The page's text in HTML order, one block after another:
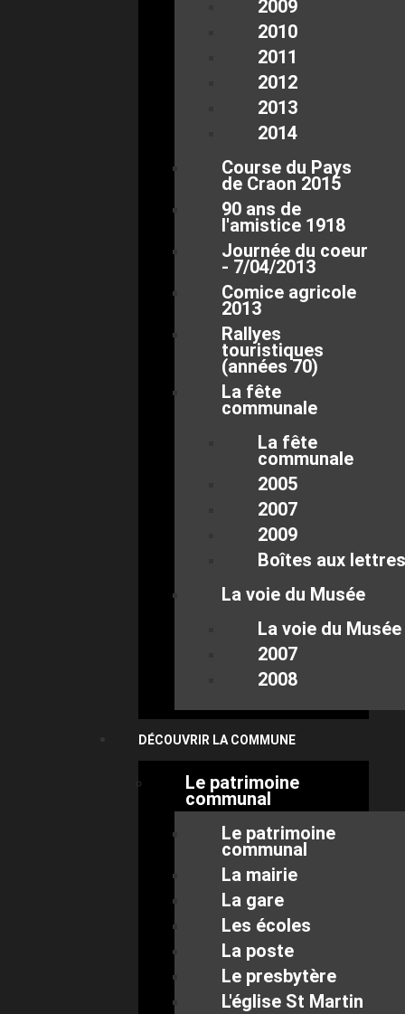
2009
2010
2011
2012
2013
2014
Course du Pays
de Craon 2015
90 ans de
l'amistice 1918
Journée du coeur
- 7/04/2013
Comice agricole
2013
Rallyes
touristiques
(années 70)
La fête
communale
La fête
communale
2005
2007
2009
Boîtes aux lettres
La voie du Musée
La voie du Musée
2007
2008
DÉCOUVRIR LA COMMUNE
Le patrimoine
communal
Le patrimoine
communal
La mairie
La gare
Les écoles
La poste
Le presbytère
L'église St Martin